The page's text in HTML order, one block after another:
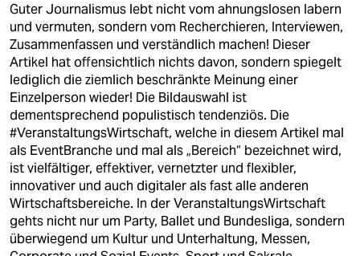
Guter Journalismus lebt nicht vom ahnungslosen labern
und vermuten, sondern vom Recherchieren, Interviewen,
Zusammenfassen und verständlich machen! Dieser
Artikel hat offensichtlich nichts davon, sondern spiegelt
lediglich die ziemlich beschränkte Meinung einer
Einzelperson wieder! Die Bildauswahl ist
dementsprechend populistisch tendenziös. Die
#VeranstaltungsWirtschaft, welche in diesem Artikel mal
als EventBranche und mal als „Bereich“ bezeichnet wird,
ist vielfältiger, effektiver, vernetzter und flexibler,
innovativer und auch digitaler als fast alle anderen
Wirtschaftsbereiche. In der VeranstaltungsWirtschaft
gehts nicht nur um Party, Ballet und Bundesliga, sondern
überwiegend um Kultur und Unterhaltung, Messen,